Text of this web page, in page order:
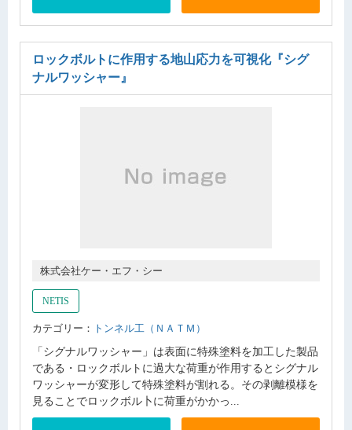
ロックボルトに作用する地山応力を可視化『シグ
ナルワッシャー』
株式会社ケー・エフ・シー
NETIS
カテゴリー： トンネル工（ＮＡＴＭ）
「シグナルワッシャー」は表面に特殊塗料を加工した製品
である・ロックボルトに過大な荷重が作用するとシグナル
ワッシャーが変形して特殊塗料が割れる。その剥離模様を
見ることでロックボル卜に荷重がかかっ...